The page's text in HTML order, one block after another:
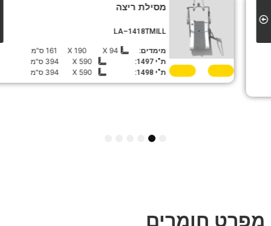
מסילת ריצה
LA–1418TMILL
מימדים: 94 X
190 X 161 ס"מ
ת"י 1497: 394 ס"מ
ת"י 1498: 394 ס"מ
מפרט חומרים